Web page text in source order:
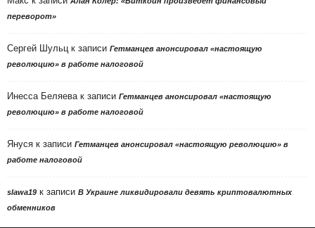
переворот»
Сергей Шульц к записи Гетманцев анонсировал «настоящую
революцию» в работе налоговой
Инесса Беляева к записи Гетманцев анонсировал «настоящую
революцию» в работе налоговой
Януся к записи Гетманцев анонсировал «настоящую революцию» в
работе налоговой
slawa19 к записи В Украине ликвидировали девять криптовалютных
обменников